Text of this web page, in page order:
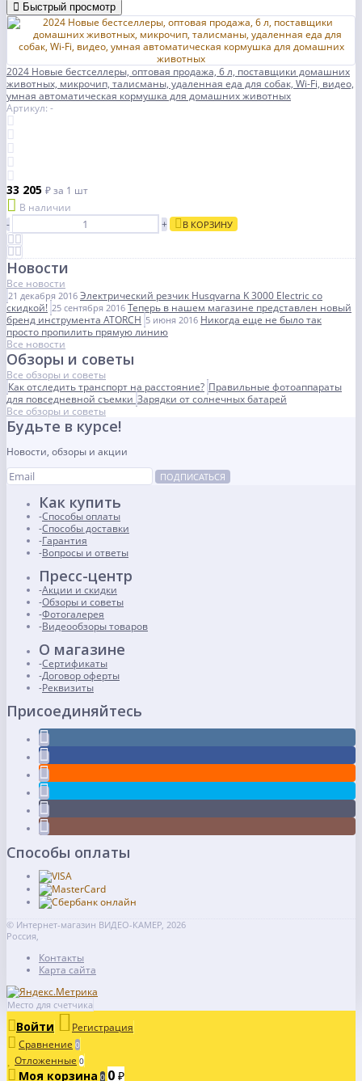
Быстрый просмотр
2024 Новые бестселлеры, оптовая продажа, 6 л, поставщики домашних
животных, микрочип, талисманы, удаленная еда для собак, Wi-Fi, видео,
умная автоматическая кормушка для домашних животных
Артикул: -
33 205 ₽за 1 шт
В наличии
-
+ В КОРЗИНУ
Новости
Все новости
21 декабря 2016 Электрический резчик Husqvarna K 3000 Electric со
скидкой! 25 сентября 2016 Теперь в нашем магазине представлен новый
бренд инструмента ATORCH 5 июня 2016 Никогда еще не было так
просто пропилить прямую линию
Все новости
Обзоры и советы
Все обзоры и советы
Как отследить транспорт на расстояние? Правильные фотоаппараты
для повседневной съемки Зарядки от солнечных батарей
Все обзоры и советы
Будьте в курсе!
Новости, обзоры и акции
ПОДПИСАТЬСЯ
Как купить
Способы оплаты
Способы доставки
Гарантия
Вопросы и ответы
Пресс-центр
Акции и скидки
Обзоры и советы
Фотогалерея
Видеообзоры товаров
О магазине
Сертификаты
Договор оферты
Реквизиты
Присоединяйтесь
Способы оплаты
© Интернет-магазин ВИДЕО-КАМЕР, 2026
Россия,
Контакты
Карта сайта
Место для счетчика
Войти
Регистрация
Сравнение 0
Отложенные 0
Моя корзина 0 0 ₽